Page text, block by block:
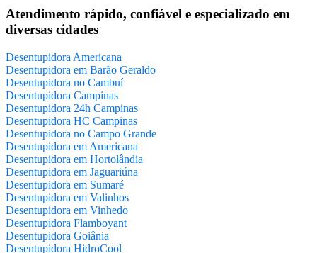
Atendimento rápido, confiável e especializado em
diversas cidades
Desentupidora Americana
Desentupidora em Barão Geraldo
Desentupidora no Cambuí
Desentupidora Campinas
Desentupidora 24h Campinas
Desentupidora HC Campinas
Desentupidora no Campo Grande
Desentupidora em Americana
Desentupidora em Hortolândia
Desentupidora em Jaguariúna
Desentupidora em Sumaré
Desentupidora em Valinhos
Desentupidora em Vinhedo
Desentupidora Flamboyant
Desentupidora Goiânia
Desentupidora HidroCool